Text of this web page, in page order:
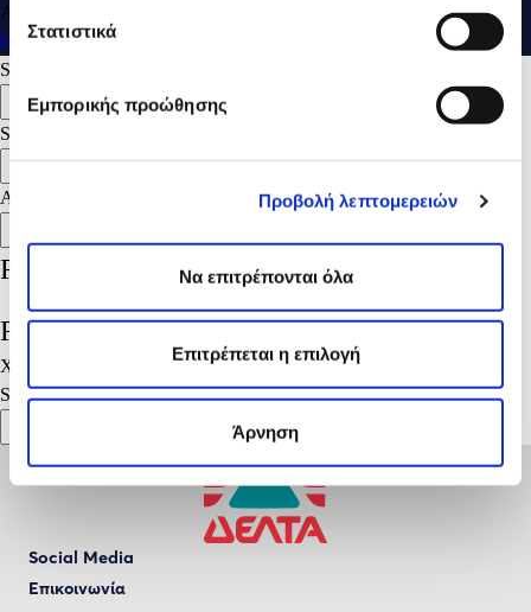
Στατιστικά
Εμπορικής προώθησης
Προβολή λεπτομερειών
Να επιτρέπονται όλα
Επιτρέπεται η επιλογή
Άρνηση
Ανακαλύψτε περισσότερες συνταγές στο blog του
http://www.alwayshungry.gr/
Search
Search
Search
Αναζήτηση
Recent Posts
Recent Comments
Χωρίς σχόλια για εμφάνιση.
Search
Search
Social Media
Επικοινωνία